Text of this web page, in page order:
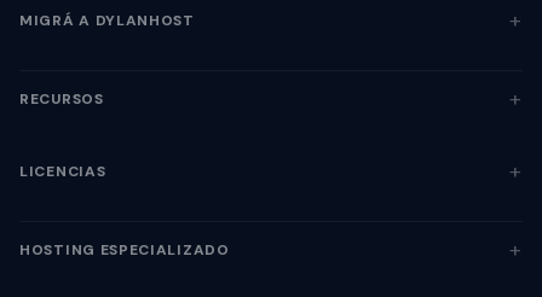
MIGRÁ A DYLANHOST
RECURSOS
LICENCIAS
HOSTING ESPECIALIZADO